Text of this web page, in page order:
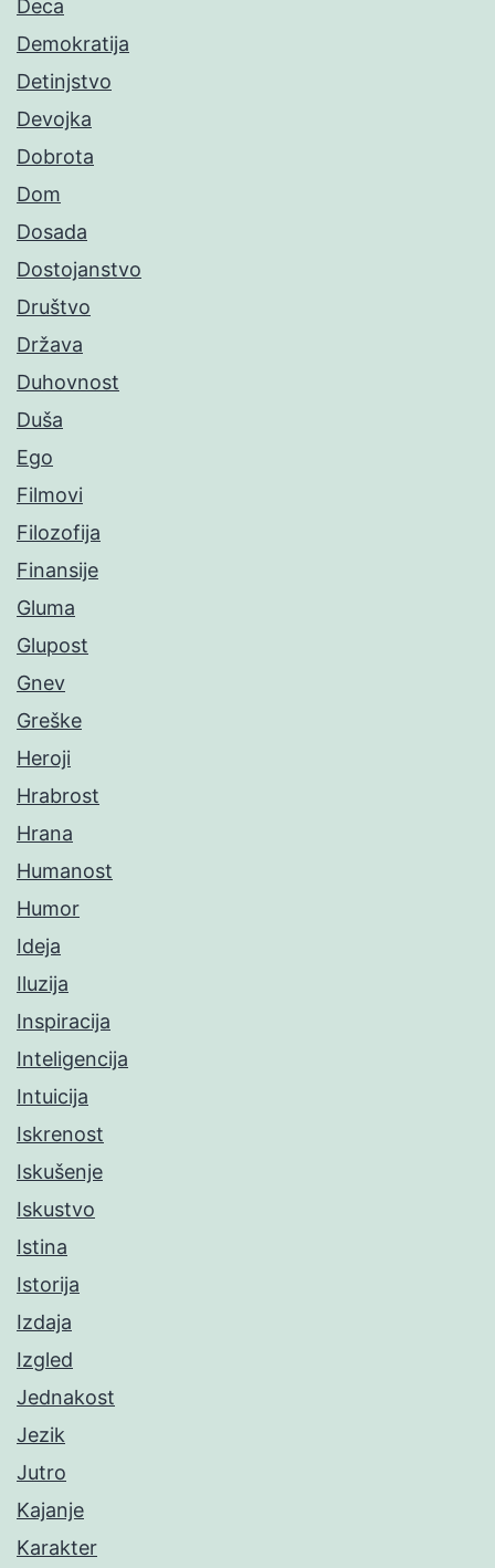
Deca
Demokratija
Detinjstvo
Devojka
Dobrota
Dom
Dosada
Dostojanstvo
Društvo
Država
Duhovnost
Duša
Ego
Filmovi
Filozofija
Finansije
Gluma
Glupost
Gnev
Greške
Heroji
Hrabrost
Hrana
Humanost
Humor
Ideja
Iluzija
Inspiracija
Inteligencija
Intuicija
Iskrenost
Iskušenje
Iskustvo
Istina
Istorija
Izdaja
Izgled
Jednakost
Jezik
Jutro
Kajanje
Karakter